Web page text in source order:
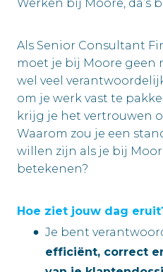
Werken bij Moore, da’s
Als Senior Consultant
moet je bij Moore geen
wel veel
om je werk vast te
krijg je het vertrouwen
Waarom zou je een
willen zijn als je bij
betekenen?
Hoe ziet jouw dag
Je bent
efficiënt, correct